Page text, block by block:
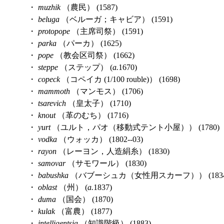
・ muzhik（農民） (1587)
・ beluga （ベルーガ；キャビア） (1591)
・ protopope （主席司祭） (1591)
・ parka （パーカ） (1625)
・ pope （教会区司祭） (1662)
・ steppe （ステップ） (a.1670)
・ copeck（コペイカ (1/100 rouble)） (1698)
・ mammoth （マンモス） (1706)
・ tsarevich （皇太子） (1710)
・ knout（革のむち） (1716)
・ yurt（ユルト，パオ（移動式テント小屋）） (1780)
・ vodka （ウォッカ） (1802--03)
・ rayon （レーヨン，人造絹糸） (1830)
・ samovar（サモワール） (1830)
・ babushka （バブーシュカ（女性用スカーフ））
・ oblast（州） (a.1837)
・ duma （国会） (1870)
・ kulak（富農） (1877)